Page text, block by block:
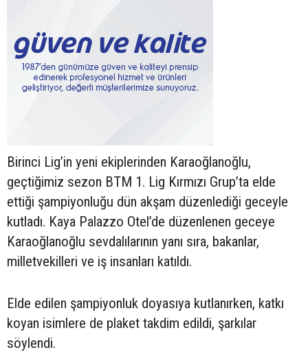
Birinci Lig’in yeni ekiplerinden Karaoğlanoğlu,
geçtiğimiz sezon BTM 1. Lig Kırmızı Grup’ta elde
ettiği şampiyonluğu dün akşam düzenlediği geceyle
kutladı. Kaya Palazzo Otel’de düzenlenen geceye
Karaoğlanoğlu sevdalılarının yanı sıra, bakanlar,
milletvekilleri ve iş insanları katıldı.
Elde edilen şampiyonluk doyasıya kutlanırken, katkı
koyan isimlere de plaket takdim edildi, şarkılar
söylendi.